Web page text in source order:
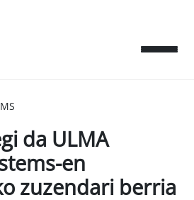
da ULMA
en
zuzendari berria